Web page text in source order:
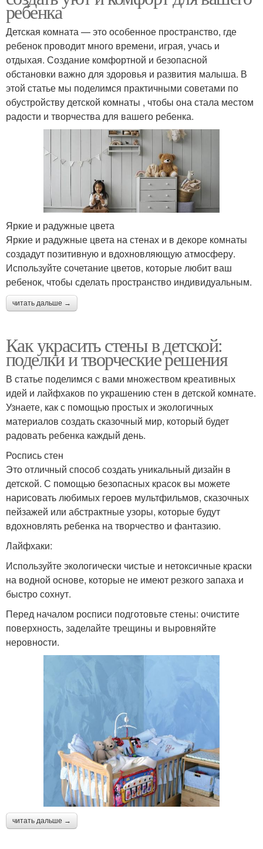
ребенка
Детская комната — это особенное пространство, где
ребенок проводит много времени, играя, учась и
отдыхая. Создание комфортной и безопасной
обстановки важно для здоровья и развития малыша. В
этой статье мы поделимся практичными советами по
обустройству детской комнаты , чтобы она стала местом
радости и творчества для вашего ребенка.
Яркие и радужные цвета
Яркие и радужные цвета на стенах и в декоре комнаты
создадут позитивную и вдохновляющую атмосферу.
Используйте сочетание цветов, которые любит ваш
ребенок, чтобы сделать пространство индивидуальным.
читать дальше →
Как украсить стены в детской:
поделки и творческие решения
В статье поделимся с вами множеством креативных
идей и лайфхаков по украшению стен в детской комнате.
Узнаете, как с помощью простых и экологичных
материалов создать сказочный мир, который будет
радовать ребенка каждый день.
Роспись стен
Это отличный способ создать уникальный дизайн в
детской. С помощью безопасных красок вы можете
нарисовать любимых героев мультфильмов, сказочных
пейзажей или абстрактные узоры, которые будут
вдохновлять ребенка на творчество и фантазию.
Лайфхаки:
Используйте экологически чистые и нетоксичные краски
на водной основе, которые не имеют резкого запаха и
быстро сохнут.
Перед началом росписи подготовьте стены: очистите
поверхность, заделайте трещины и выровняйте
неровности.
читать дальше →